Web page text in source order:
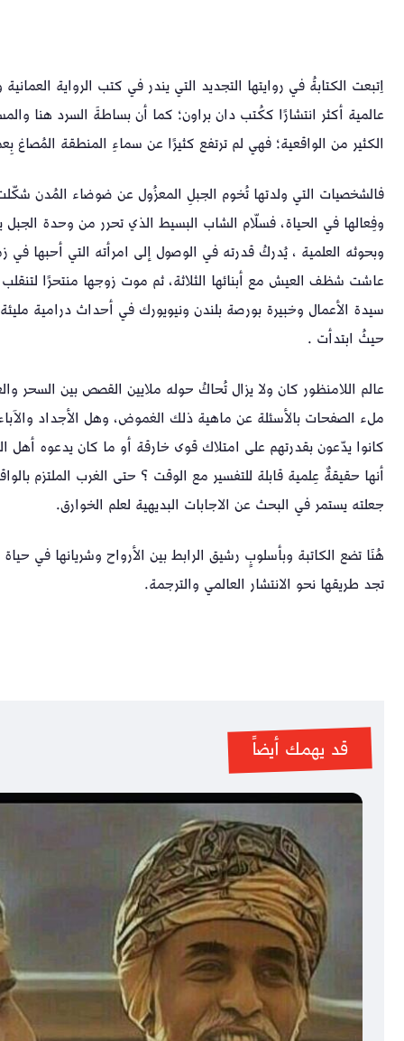
اِتبعت ‏الكتابةُ في روايتها التجديد التي يندر ‏في كتب الرواية
عالمية أكثر انتشارًا ككُتب دان براون؛ كما أن ‏بساطةَ السرد هنا
الكثير من الواقعية؛ فهي لم ترتفع كثيرًا عن سماءِ المنطقة المُصاغ
‏فالشخصيات التي ولدتها تُخوم الجبلِ المعزُول عن ضوضاء المُدن
وفِعالها في الحياة، فسلّام الشاب البسيط الذي تحرر من وحدة الجبل
وبحوثه العلمية ، يُدركُ قدرته في الوصول إلى امرأته التي أحبها
عاشت شظف العيش مع أبنائها الثلاثة، ثم موت زوجها منتحرًا
سيدة الأعمال وخبيرة بورصة بلندن ونيويورك في أحداث درامية
حيثُ ابتدأت .
عالم اللامنظور كان ولا يزال تُحاكُ حوله ملايين القصص بين السحر
ملء الصفحات بالأسئلة عن ماهية ذلك الغموض، وهل الأجداد
كانوا يدّعون بقدرتهم على امتلاك قوى خارقة أو ما كان يدعوه أهل
أنها حقيقةٌ عِلمية قابلة للتفسير مع الوقت ؟ حتى الغرب الملتزم
جعلته يستمر في البحث عن الاجابات البديهية لعلم الخوارق.
هُنَا تضع الكاتبة وبأسلوبٍ رشيق الرابط بين الأرواح وشريانها في
تجد طريقها نحو الانتشار العالمي والترجمة.
قد يهمك أيضاً